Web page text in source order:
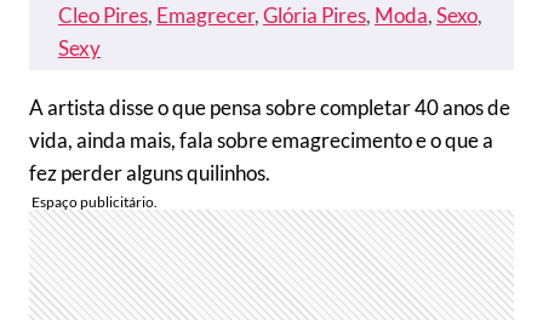
Cleo Pires, Emagrecer, Glória Pires, Moda, Sexo
Sexy
A artista disse o que pensa sobre completar 40 anos de
vida, ainda mais, fala sobre emagrecimento e o que a
fez perder alguns quilinhos.